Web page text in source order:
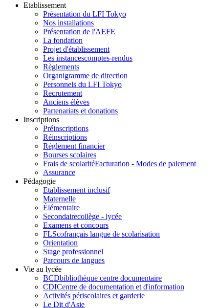
Etablissement
Présentation du LFI Tokyo
Nos installations
Présentation de l'AEFE
La fondation
Projet d'établissement
Les instancescomptes-rendus
Règlements
Organigramme de direction
Personnels du LFI Tokyo
Recrutement
Anciens élèves
Partenariats et donations
Inscriptions
Préinscriptions
Réinscriptions
Règlement financier
Bourses scolaires
Frais de scolaritéFacturation - Modes de paiement
Assurance
Pédagogie
Etablissement inclusif
Maternelle
Élémentaire
Secondairecollège - lycée
Examens et concours
FLScofrançais langue de scolarisation
Orientation
Stage professionnel
Parcours de langues
Vie au lycée
BCDbibliothèque centre documentaire
CDICentre de documentation et d'information
Activités périscolaires et garderie
Le Dit d'Asie